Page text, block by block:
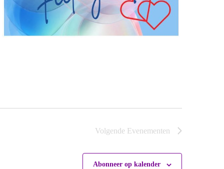
Volgende Evenementen
Abonneer op kalender